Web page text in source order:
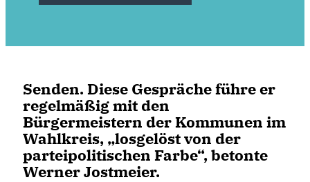
Senden. Diese Gespräche führe er
regelmäßig mit den
Bürgermeistern der Kommunen im
Wahlkreis, „losgelöst von der
parteipolitischen Farbe“, betonte
Werner Jostmeier.